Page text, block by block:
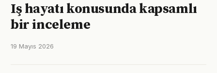
Iş hayatı konusunda kapsamlı
bir inceleme
19 Mayıs 2026